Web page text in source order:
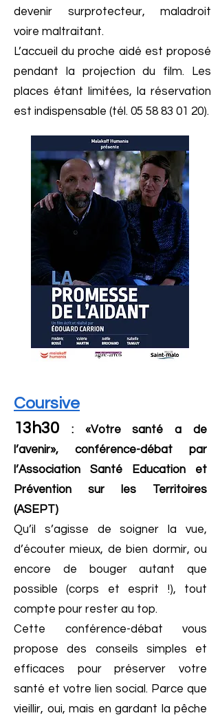
devenir surprotecteur, maladroit
voire maltraitant.
L’accueil du proche aidé est proposé
pendant la projection du film. Les
places étant limitées, la réservation
est indispensable (tél. 05 58 83 01 20).
Coursive
13h30
: «Votre santé a de
l’avenir», conférence-débat par
l’Association Santé Education et
Prévention sur les Territoires
(ASEPT)
Qu’il s’agisse de soigner la vue,
d’écouter mieux, de bien dormir, ou
encore de bouger autant que
possible (corps et esprit !), tout
compte pour rester au top.
Cette conférence-débat vous
propose des conseils simples et
efficaces pour préserver votre
santé et votre lien social. Parce que
vieillir, oui, mais en gardant la pêche